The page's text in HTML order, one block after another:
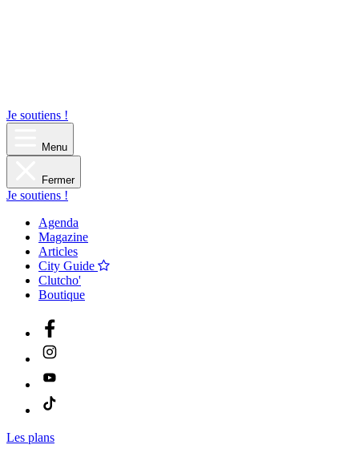
Je soutiens !
Menu
Fermer
Je soutiens !
Agenda
Magazine
Articles
City Guide
Clutcho'
Boutique
Les plans